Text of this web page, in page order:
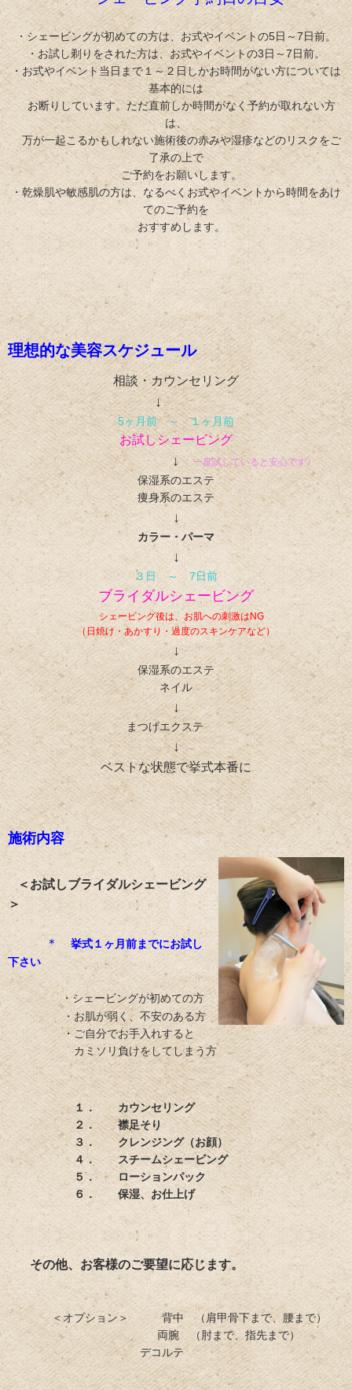
・シェービングが初めての方は、お式やイベントの5日～7日前。
・お試し剃りをされた方は、お式やイベントの3日～7日前。
・お式やイベント当日まで１～２日しかお時間がない方については
基本的には
お断りしています。ただ直前しか時間がなく予約が取れない方
は、
万が一起こるかもしれない施術後の赤みや湿疹などのリスクをご
了承の上で
ご予約をお願いします。
・乾燥肌や敏感肌の方は、なるべくお式やイベントから時間をあけ
てのご予約を
おすすめします。
理想的な美容スケジュール
相談・カウンセリング
↓
5ヶ月前 ～ １ヶ月前
お試しシェービング
↓一度試していると安心です♪
保湿系のエステ
痩身系のエステ
↓
カラー・パーマ
↓
３日 ～ 7日前
ブライダルシェービング
シェービング後は、お肌への刺激はNG
（日焼け・あかすり・過度のスキンケアなど）
↓
保湿系のエステ
ネイル
↓
まつげエクステ
↓
ベストな状態で挙式本番に
施術内容
＜お試しブライダルシェービング
＞
＊ 挙式１ヶ月前までにお試し
下さい
・シェービングが初めての方
・お肌が弱く、不安のある方
・ご自分でお手入れすると
カミソリ負けをしてしまう方
１． カウンセリング
２． 襟足そり
３． クレンジング（お顔）
４． スチームシェービング
５． ローションパック
６． 保湿、お仕上げ
その他、お客様のご要望に応じます。
＜オプション＞ 背中 （肩甲骨下まで、腰まで）
両腕 （肘まで、指先まで）
デコルテ